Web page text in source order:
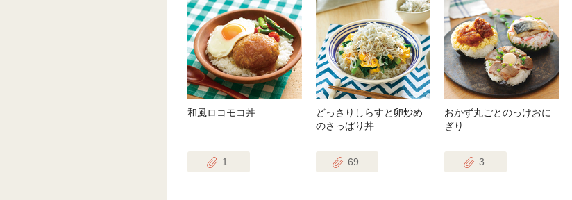
和風ロコモコ丼
1
どっさりしらすと卵炒め
のさっぱり丼
69
おかず丸ごとのっけおに
ぎり
3